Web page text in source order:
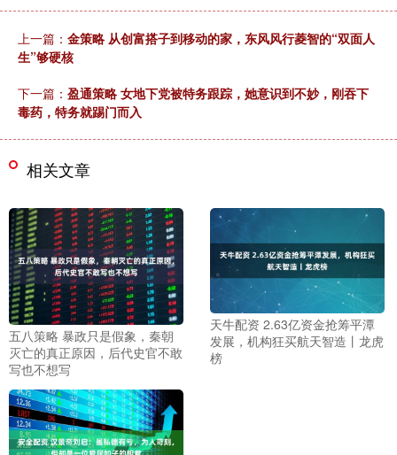
上一篇： 金策略 从创富搭子到移动的家，东风风行菱智的“双面人
生”够硬核
下一篇： 盈通策略 女地下党被特务跟踪，她意识到不妙，刚吞下
毒药，特务就踢门而入
相关文章
五八策略 暴政只是假象，秦朝
灭亡的真正原因，后代史官不敢
写也不想写
天牛配资 2.63亿资金抢筹平潭
发展，机构狂买航天智造丨龙虎
榜